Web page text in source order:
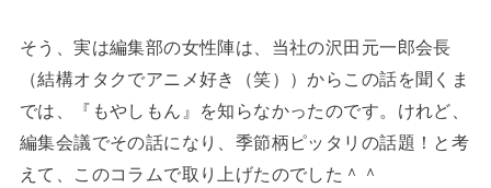
そう、実は編集部の女性陣は、当社の沢田元一郎会長
（結構オタクでアニメ好き（笑））からこの話を聞くま
では、『もやしもん』を知らなかったのです。けれど、
編集会議でその話になり、季節柄ピッタリの話題！と考
えて、このコラムで取り上げたのでした＾＾